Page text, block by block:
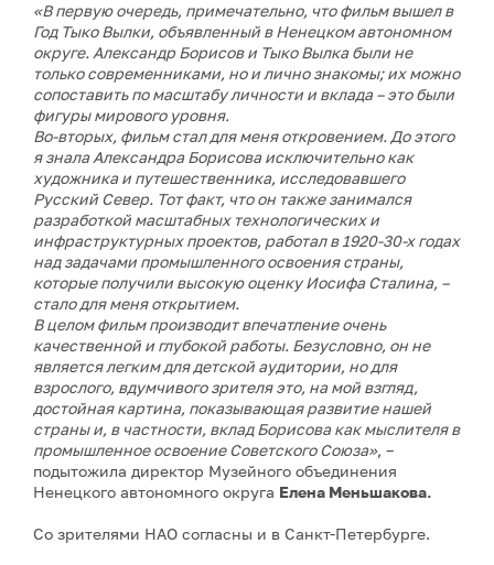
«В первую очередь, примечательно, что фильм вышел в
Год Тыко Вылки, объявленный в Ненецком автономном
округе. Александр Борисов и Тыко Вылка были не
только современниками, но и лично знакомы; их можно
сопоставить по масштабу личности и вклада – это были
фигуры мирового уровня.
Во-вторых, фильм стал для меня откровением. До этого
я знала Александра Борисова исключительно как
художника и путешественника, исследовавшего
Русский Север. Тот факт, что он также занимался
разработкой масштабных технологических и
инфраструктурных проектов, работал в 1920-30-х годах
над задачами промышленного освоения страны,
которые получили высокую оценку Иосифа Сталина, –
стало для меня открытием.
В целом фильм производит впечатление очень
качественной и глубокой работы. Безусловно, он не
является легким для детской аудитории, но для
взрослого, вдумчивого зрителя это, на мой взгляд,
достойная картина, показывающая развитие нашей
страны и, в частности, вклад Борисова как мыслителя в
промышленное освоение Советского Союза», –
подытожила директор Музейного объединения
Ненецкого автономного округа Елена Меньшакова.
Со зрителями НАО согласны и в Санкт-Петербурге.